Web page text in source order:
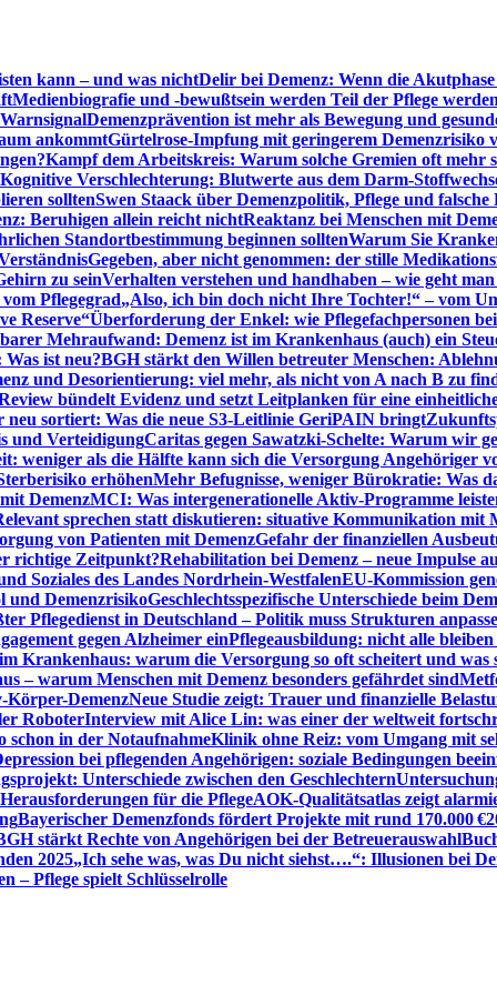
kann – und was nichtDelir bei Demenz: Wenn die
Medienbiografie und -bewußtsein werden Teil der Pflege werden
Demenzprävention ist mehr als Bewegung und
ankommtGürtelrose-Impfung mit geringerem Demenzrisiko
Kampf dem Arbeitskreis: Warum solche Gremien oft mehr
Kognitive Verschlechterung: Blutwerte aus dem Darm-
solltenSwen Staack über Demenzpolitik, Pflege und falsche
Beruhigen allein reicht nichtReaktanz bei Menschen mit
Standortbestimmung beginnen solltenWarum Sie
Gegeben, aber nicht genommen: der stille
zu seinVerhalten verstehen und handhaben – wie geht
Pflegegrad„Also, ich bin doch nicht Ihre Tochter!“ – vom
Reserve“Überforderung der Enkel: wie Pflegefachpersonen
Mehraufwand: Demenz ist im Krankenhaus (auch) ein
ist neu?BGH stärkt den Willen betreuter Menschen:
und Desorientierung: viel mehr, als nicht von A nach B zu
bündelt Evidenz und setzt Leitplanken für eine
neu sortiert: Was die neue S3-Leitlinie GeriPAIN bringt
und VerteidigungCaritas gegen Sawatzki-Schelte: Warum wir
weniger als die Hälfte kann sich die Versorgung Angehöriger
erhöhenMehr Befugnisse, weniger Bürokratie: Was
DemenzMCI: Was intergenerationelle Aktiv-Programme
sprechen statt diskutieren: situative Kommunikation mit
von Patienten mit DemenzGefahr der finanziellen
richtige Zeitpunkt?Rehabilitation bei Demenz – neue Impulse
Soziales des Landes Nordrhein-WestfalenEU-Kommission
und DemenzrisikoGeschlechtsspezifische Unterschiede beim
Pflegedienst in Deutschland – Politik muss Strukturen
gegen Alzheimer einPflegeausbildung: nicht alle bleiben
Krankenhaus: warum die Versorgung so oft scheitert und was
– warum Menschen mit Demenz besonders gefährdet sind
Körper-DemenzNeue Studie zeigt: Trauer und finanzielle
RoboterInterview mit Alice Lin: was einer der weltweit
schon in der NotaufnahmeKlinik ohne Reiz: vom Umgang mit
bei pflegenden Angehörigen: soziale Bedingungen
Unterschiede zwischen den Geschlechtern
für die PflegeAOK-Qualitätsatlas zeigt
Bayerischer Demenzfonds fördert Projekte mit rund 170.000 €
stärkt Rechte von Angehörigen bei der Betreuerauswahl
2025„Ich sehe was, was Du nicht siehst….“: Illusionen bei
– Pflege spielt Schlüsselrolle